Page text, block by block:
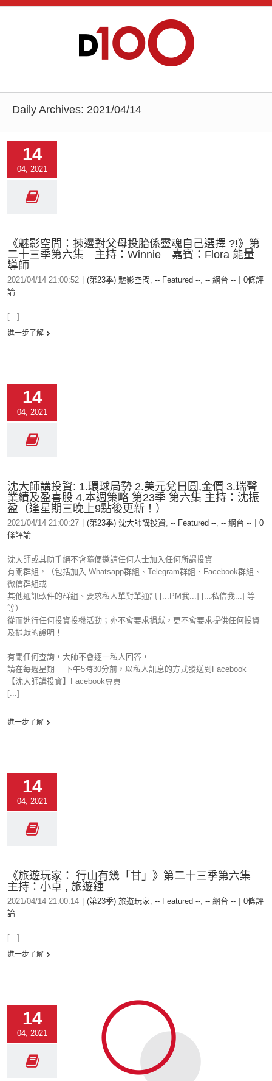
Daily Archives: 2021/04/14
14
04, 2021
《魅影空間︰揀邊對父母投胎係靈魂自己選擇 ?!》第
二十三季第六集 主持：Winnie 嘉賓：Flora 能量
導師
2021/04/14 21:00:52 (第23季) 魅影空間 , -- Featured --, -- 網台 --
0條評
論
[...]
進一步了解
14
04, 2021
沈大師講投資: 1.環球局勢 2.美元兌日圓,金價 3.瑞聲
業績及盈喜股 4.本週策略 第23季 第六集 主持：沈振
盈（逢星期三晚上9點後更新！）
2021/04/14 21:00:27 (第23季) 沈大師講投資, -- Featured --, -- 網台 --
0
條評論
沈大師或其助手絕不會隨便邀請任何人士加入任何所謂投資
有關群組，（包括加入 Whatsapp群組、Telegram群組、Facebook群組、
微信群組或
其他通訊軟件的群組、要求私人單對單通訊 [...PM我...] [...私信我...] 等
等）
從而進行任何投資投機活動；亦不會要求捐獻，更不會要求提供任何投資
及捐獻的證明！
有關任何查詢，大師不會逐一私人回答，
請在每週星期三 下午5時30分前，以私人訊息的方式發送到Facebook
【沈大師講投資】Facebook專頁
[...]
進一步了解
14
04, 2021
《旅遊玩家： 行山有幾「甘」》第二十三季第六集
主持：小卓 , 旅遊鍾
2021/04/14 21:00:14 (第23季) 旅遊玩家, -- Featured --, -- 網台 --
0條評
論
[...]
進一步了解
14
04, 2021